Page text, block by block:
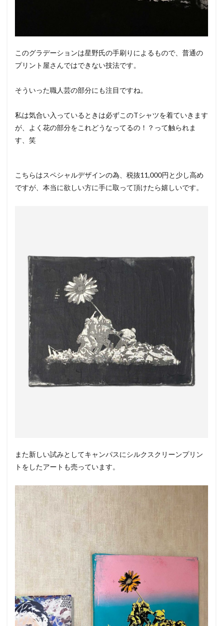
このグラデーションは星野氏の手刷りによるもので、普通の
プリント屋さんではできない技法です。
そういった職人芸の部分にも注目ですね。
私は気合い入っているときは必ずこのTシャツを着ていきます
が、よく花の部分をこれどうなってるの！？って触られま
す、笑
こちらはスペシャルデザインの為、税抜11,000円と少し高め
ですが、本当に欲しい方に手に取って頂けたら嬉しいです。
また新しい試みとしてキャンパスにシルクスクリーンプリン
トをしたアートも売っています。